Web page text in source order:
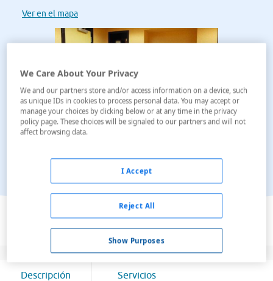
Ver en el mapa
Ver en el mapa
Descripción Servicios
We Care About Your Privacy
We and our partners store and/or access information on a device, such
as unique IDs in cookies to process personal data. You may accept or
manage your choices by clicking below or at any time in the privacy
policy page. These choices will be signaled to our partners and will not
affect browsing data.
Show Purposes
Reject All
I Accept